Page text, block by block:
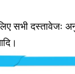
सभी दस्तावेजः